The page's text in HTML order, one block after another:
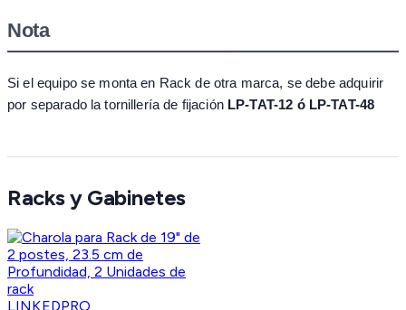
Nota
Si el equipo se monta en Rack de otra marca, se debe adquirir
por separado la tornillería de fijación LP-TAT-12 ó LP-TAT-48
Racks y Gabinetes
LINKEDPRO